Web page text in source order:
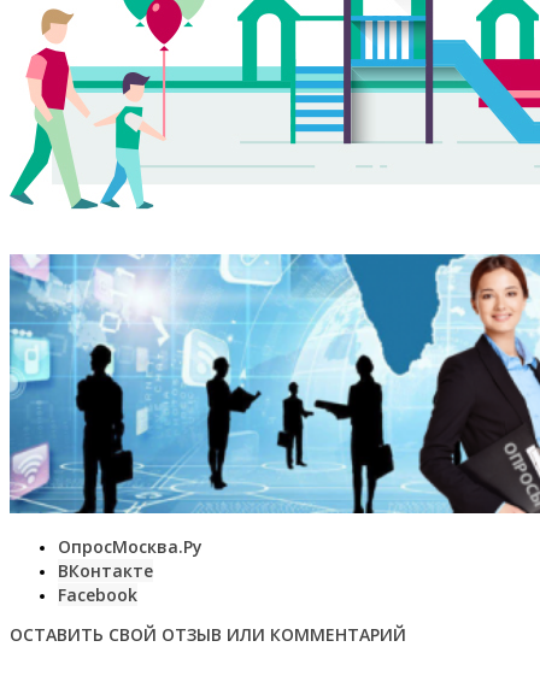
ОпросМосква.Ру
ВКонтакте
Facebook
ОСТАВИТЬ СВОЙ ОТЗЫВ ИЛИ КОММЕНТАРИЙ